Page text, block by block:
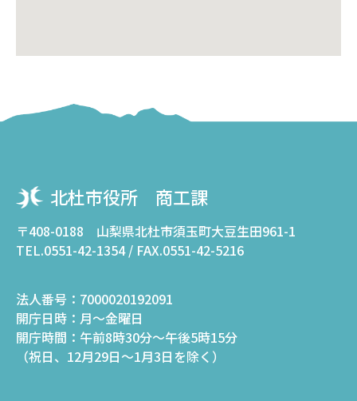
北杜市役所 商工課
〒408-0188 山梨県北杜市須玉町大豆生田961-1
TEL.0551-42-1354 / FAX.0551-42-5216
法人番号： 7000020192091
開庁日時： 月～金曜日
開庁時間： 午前8時30分～午後5時15分
（祝日、12月29日～1月3日を除く）